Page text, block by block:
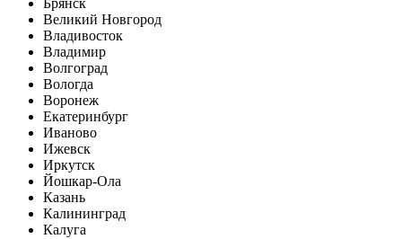
Брянск
Великий Новгород
Владивосток
Владимир
Волгоград
Вологда
Воронеж
Екатеринбург
Иваново
Ижевск
Иркутск
Йошкар-Ола
Казань
Калининград
Калуга